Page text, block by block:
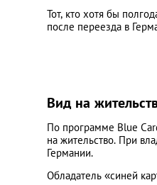
Тот, кто хотя бы
после переезда в
Вид на
По программе Blue
на жительство. При
Германии.
Обладатель «синей